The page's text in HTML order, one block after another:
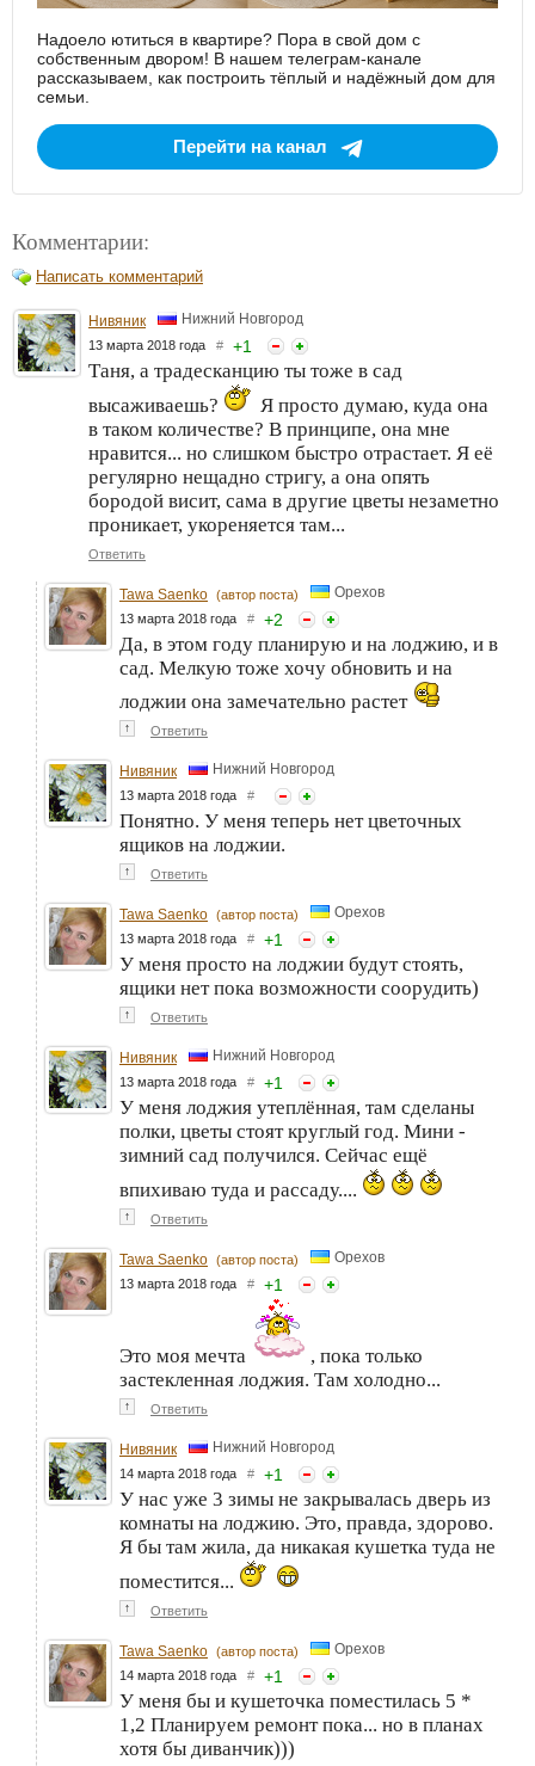
Надоело ютиться в квартире? Пора в свой дом с
собственным двором! В нашем телеграм-канале
рассказываем, как построить тёплый и надёжный дом для
семьи.
Перейти на канал
Комментарии:
Написать комментарий
Нивяник Нижний Новгород
13 марта 2018 года # +1
Таня, а традесканцию ты тоже в сад
высаживаешь?
Я просто думаю, куда она
в таком количестве? В принципе, она мне
нравится... но слишком быстро отрастает. Я её
регулярно нещадно стригу, а она опять
бородой висит, сама в другие цветы незаметно
проникает, укореняется там...
Ответить
Tawa Saenko (автор поста) Орехов
13 марта 2018 года # +2
Да, в этом году планирую и на лоджию, и в
сад. Мелкую тоже хочу обновить и на
лоджии она замечательно растет
↑ Ответить
Нивяник Нижний Новгород
13 марта 2018 года #
Понятно. У меня теперь нет цветочных
ящиков на лоджии.
↑ Ответить
Tawa Saenko (автор поста) Орехов
13 марта 2018 года # +1
У меня просто на лоджии будут стоять,
ящики нет пока возможности соорудить)
↑ Ответить
Нивяник Нижний Новгород
13 марта 2018 года # +1
У меня лоджия утеплённая, там сделаны
полки, цветы стоят круглый год. Мини -
зимний сад получился. Сейчас ещё
впихиваю туда и рассаду....
↑ Ответить
Tawa Saenko (автор поста) Орехов
13 марта 2018 года # +1
Это моя мечта
, пока только
застекленная лоджия. Там холодно...
↑ Ответить
Нивяник Нижний Новгород
14 марта 2018 года # +1
У нас уже 3 зимы не закрывалась дверь из
комнаты на лоджию. Это, правда, здорово.
Я бы там жила, да никакая кушетка туда не
поместится...
↑ Ответить
Tawa Saenko (автор поста) Орехов
14 марта 2018 года # +1
У меня бы и кушеточка поместилась 5 *
1,2 Планируем ремонт пока... но в планах
хотя бы диванчик)))